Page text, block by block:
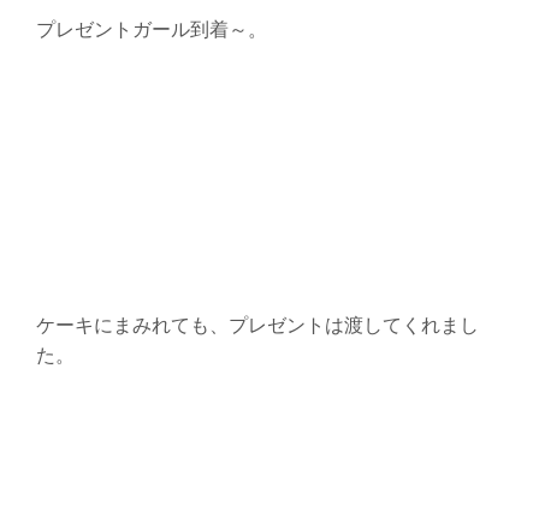
プレゼントガール到着～。
ケーキにまみれても、プレゼントは渡してくれまし
た。